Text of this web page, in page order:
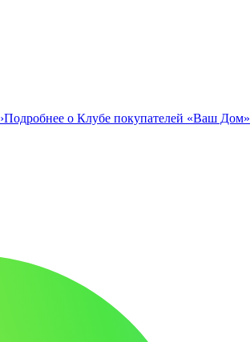
›Подробнее о Клубе покупателей «Ваш Дом»